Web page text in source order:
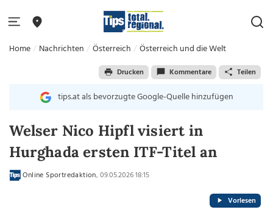
Home Nachrichten Österreich Österreich und die Welt
Drucken Kommentare Teilen
tips.at als bevorzugte Google-Quelle hinzufügen
Welser Nico Hipfl visiert in
Hurghada ersten ITF-Titel an
Online Sportredaktion, 09.05.2026 18:15
Vorlesen